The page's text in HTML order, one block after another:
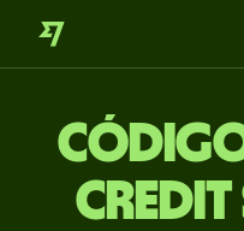
Credit